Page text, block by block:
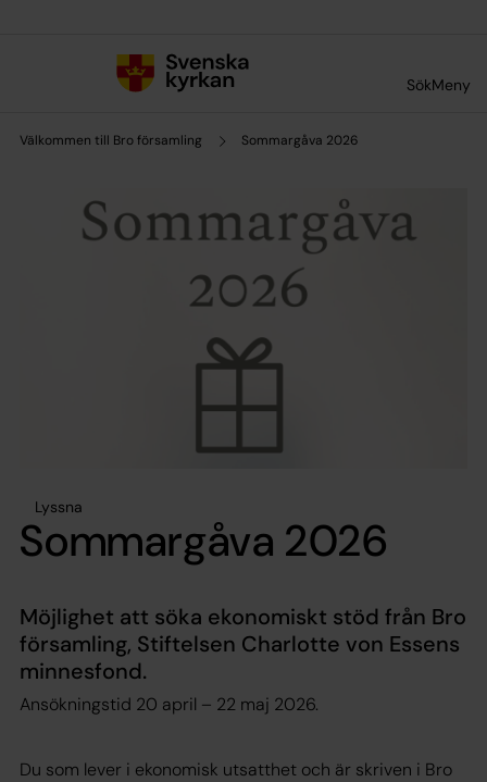
SökMeny
Välkommen till Bro församling Sommargåva 2026
Lyssna
Sommargåva 2026
Möjlighet att söka ekonomiskt stöd från Bro
församling, Stiftelsen Charlotte von Essens
minnesfond.
Ansökningstid 20 april – 22 maj 2026.
Du som lever i ekonomisk utsatthet och är skriven i Bro